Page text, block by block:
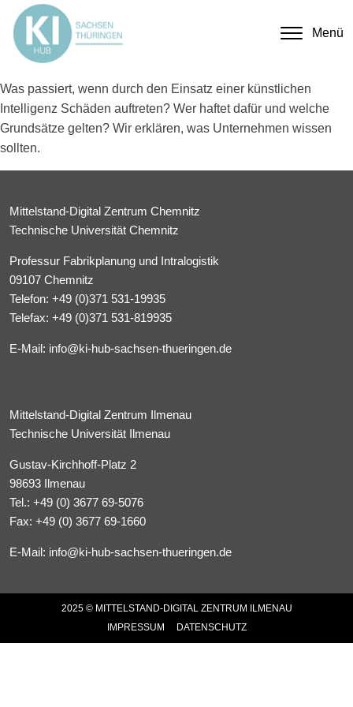
Menü
Was passiert, wenn durch den Einsatz einer künstlichen
Intelligenz Schäden auftreten? Wer haftet dafür und welche
Grundsätze gelten? Wir erklären, was Unternehmen wissen
sollten.
Mittelstand-Digital Zentrum Chemnitz
Technische Universität Chemnitz
Professur Fabrikplanung und Intralogistik
09107 Chemnitz
Telefon: +49 (0)371 531-19935
Telefax: +49 (0)371 531-819935
E-Mail: info@ki-hub-sachsen-thueringen.de
Mittelstand-Digital Zentrum Ilmenau
Technische Universität Ilmenau
Gustav-Kirchhoff-Platz 2
98693 Ilmenau
Tel.: +49 (0) 3677 69-5076
Fax: +49 (0) 3677 69-1660
E-Mail: info@ki-hub-sachsen-thueringen.de
2025 © MITTELSTAND-DIGITAL ZENTRUM ILMENAU
IMPRESSUM
DATENSCHUTZ